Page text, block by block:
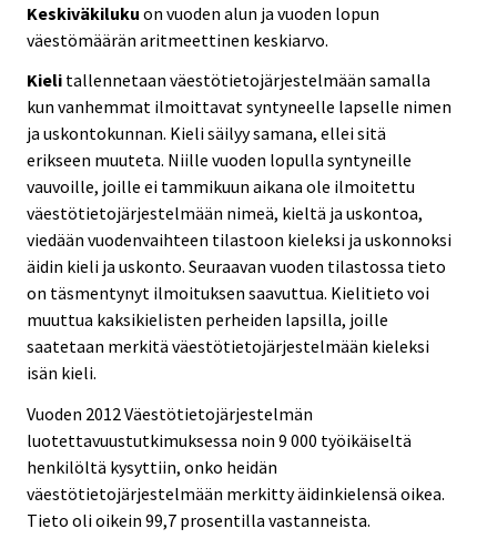
Keskiväkiluku on vuoden alun ja vuoden lopun
väestömäärän aritmeettinen keskiarvo.
Kieli tallennetaan väestötietojärjestelmään samalla
kun vanhemmat ilmoittavat syntyneelle lapselle nimen
ja uskontokunnan. Kieli säilyy samana, ellei sitä
erikseen muuteta. Niille vuoden lopulla syntyneille
vauvoille, joille ei tammikuun aikana ole ilmoitettu
väestötietojärjestelmään nimeä, kieltä ja uskontoa,
viedään vuodenvaihteen tilastoon kieleksi ja uskonnoksi
äidin kieli ja uskonto. Seuraavan vuoden tilastossa tieto
on täsmentynyt ilmoituksen saavuttua. Kielitieto voi
muuttua kaksikielisten perheiden lapsilla, joille
saatetaan merkitä väestötietojärjestelmään kieleksi
isän kieli.
Vuoden 2012 Väestötietojärjestelmän
luotettavuustutkimuksessa noin 9 000 työikäiseltä
henkilöltä kysyttiin, onko heidän
väestötietojärjestelmään merkitty äidinkielensä oikea.
Tieto oli oikein 99,7 prosentilla vastanneista.